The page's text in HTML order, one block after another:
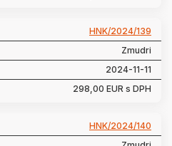
HNK/2024/139
Zmudri
2024-11-11
298,00 EUR s DPH
HNK/2024/140